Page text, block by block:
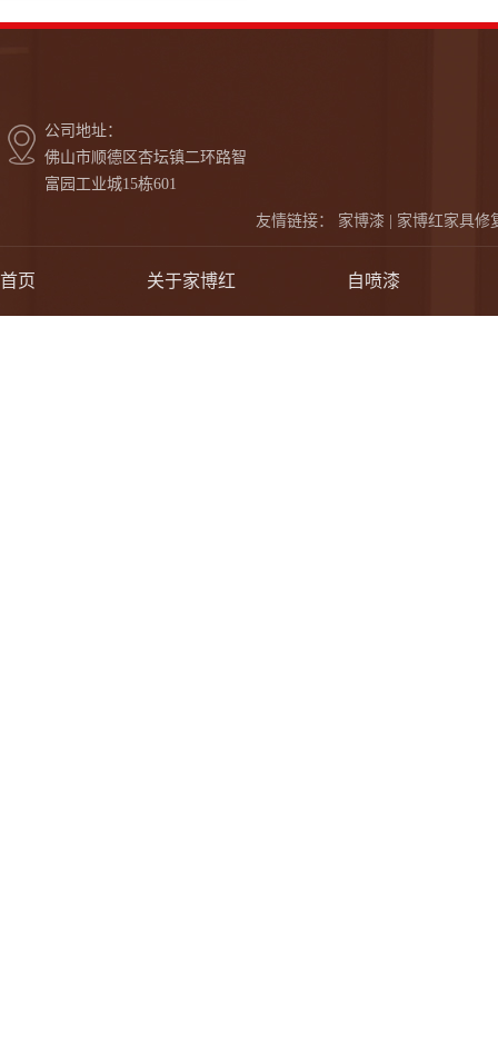
公司地址：
佛山市顺德区杏坛镇二环路智
富园工业城15栋601
友情链接： 家博漆 | 家博红家具修
首页 关于家博红 自喷漆